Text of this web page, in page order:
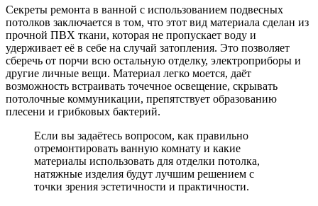
Секреты ремонта в ванной с использованием подвесных
потолков заключается в том, что этот вид материала сделан из
прочной ПВХ ткани, которая не пропускает воду и
удерживает её в себе на случай затопления. Это позволяет
сберечь от порчи всю остальную отделку, электроприборы и
другие личные вещи. Материал легко моется, даёт
возможность встраивать точечное освещение, скрывать
потолочные коммуникации, препятствует образованию
плесени и грибковых бактерий.
Если вы задаётесь вопросом, как правильно
отремонтировать ванную комнату и какие
материалы использовать для отделки потолка,
натяжные изделия будут лучшим решением с
точки зрения эстетичности и практичности.